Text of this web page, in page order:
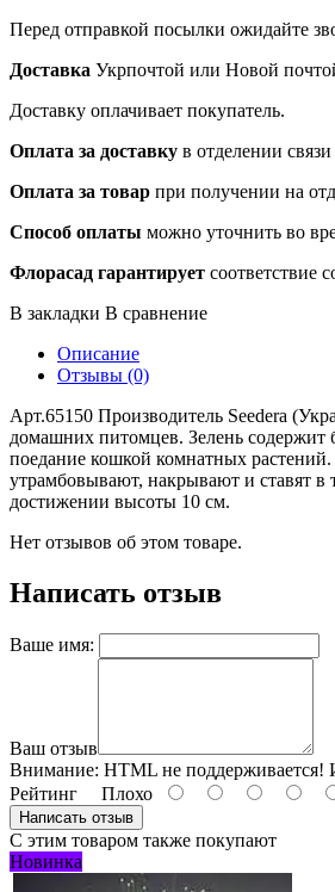
Перед отправкой посылки ожидайте
Доставка Укрпочтой или Новой
Доставку оплачивает покупатель.
Оплата за доставку в отделении связи
Оплата за товар при получении на
Способ оплаты можно уточнить во
Флорасад гарантирует соответствие
В закладки В сравнение
Описание
Отзывы (0)
Арт.65150 Производитель Seedera
домашних питомцев. Зелень содержит
поедание кошкой комнатных
утрамбовывают, накрывают и ставят в
достижении высоты 10 см.
Нет отзывов об этом товаре.
Написать отзыв
Ваше имя:
Ваш отзыв
Внимание: HTML не поддерживается!
Рейтинг Плохо
Написать отзыв
С этим товаром также покупают
Новинка